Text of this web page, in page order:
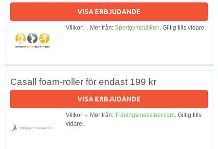
VISA ERBJUDANDE
Villkor: -. Mer från: Sportgymbutiken. Giltig tills vidare.
Casall foam-roller för endast 199 kr
VISA ERBJUDANDE
Villkor: -. Mer från: Träningsmaskiner.com. Giltig tills
vidare.